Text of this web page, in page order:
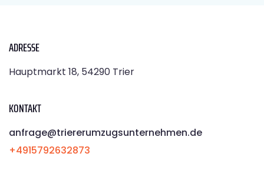
ADRESSE
Hauptmarkt 18, 54290 Trier
KONTAKT
anfrage@triererumzugsunternehmen.de
+4915792632873